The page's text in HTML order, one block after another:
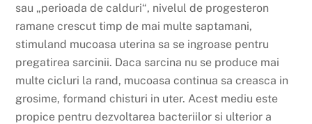
sau „perioada de calduri“, nivelul de progesteron
ramane crescut timp de mai multe saptamani,
stimuland mucoasa uterina sa se ingroase pentru
pregatirea sarcinii. Daca sarcina nu se produce mai
multe cicluri la rand, mucoasa continua sa creasca in
grosime, formand chisturi in uter. Acest mediu este
propice pentru dezvoltarea bacteriilor si ulterior a